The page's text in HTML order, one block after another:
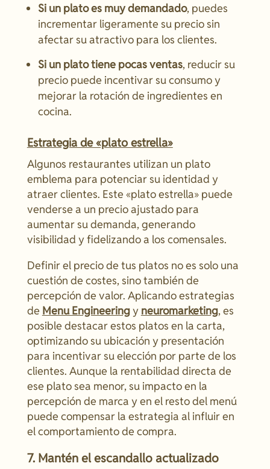
Si un plato es muy demandado, puedes
incrementar ligeramente su precio sin
afectar su atractivo para los clientes.
Si un plato tiene pocas ventas, reducir su
precio puede incentivar su consumo y
mejorar la rotación de ingredientes en
cocina.
Estrategia de «plato estrella»
Algunos restaurantes utilizan un plato
emblema para potenciar su identidad y
atraer clientes. Este «plato estrella» puede
venderse a un precio ajustado para
aumentar su demanda, generando
visibilidad y fidelizando a los comensales.
Definir el precio de tus platos no es solo una
cuestión de costes, sino también de
percepción de valor. Aplicando estrategias
de Menu Engineeringy neuromarketing, es
posible destacar estos platos en la carta,
optimizando su ubicación y presentación
para incentivar su elección por parte de los
clientes. Aunque la rentabilidad directa de
ese plato sea menor, su impacto en la
percepción de marca y en el resto del menú
puede compensar la estrategia al influir en
el comportamiento de compra.
7. Mantén el escandallo actualizado